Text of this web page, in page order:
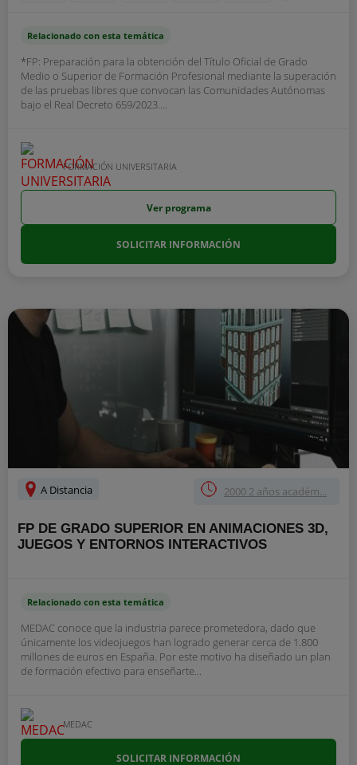
Relacionado con esta temática
*FP: Preparación para la obtención del Título Oficial de Grado
Medio o Superior de Formación Profesional mediante la superación
de las pruebas libres que convocan las Comunidades Autónomas
bajo el Real Decreto 659/2023....
FORMACIÓN UNIVERSITARIA
Ver programa
SOLICITAR INFORMACIÓN
A Distancia 2000 2 años académ...
FP DE GRADO SUPERIOR EN ANIMACIONES 3D,
JUEGOS Y ENTORNOS INTERACTIVOS
Relacionado con esta temática
MEDAC conoce que la industria parece prometedora, dado que
únicamente los videojuegos han logrado generar cerca de 1.800
millones de euros en España. Por este motivo ha diseñado un plan
de formación efectivo para enseñarte...
MEDAC
SOLICITAR INFORMACIÓN